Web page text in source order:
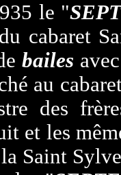
le "
cabaret
bailes
au
des
et les
Saint